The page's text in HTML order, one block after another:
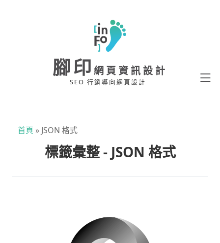
腳印 網頁資訊設計
SEO 行銷導向網頁設計
首頁 » JSON 格式
標籤彙整 - JSON 格式